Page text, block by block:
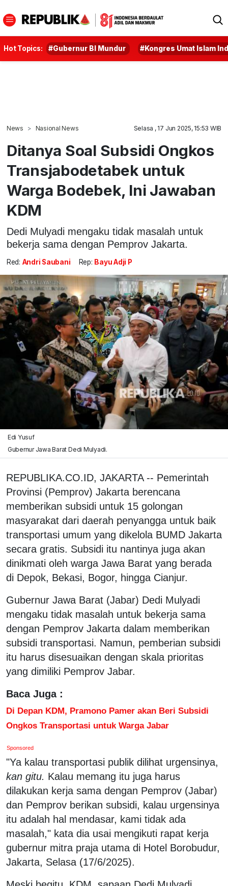
Hot Topics: #Gubernur BI Mundur #Kongres Umat Islam
News Nasional News Selasa , 17 Jun 2025, 15:53 WIB
Ditanya Soal Subsidi Ongkos
Transjabodetabek untuk
Warga Bodebek, Ini Jawaban
KDM
Dedi Mulyadi mengaku tidak masalah untuk
bekerja sama dengan Pemprov Jakarta.
Red: Andri Saubani Rep: Bayu Adji P
Edi Yusuf
Gubernur Jawa Barat Dedi Mulyadi.
REPUBLIKA.CO.ID, JAKARTA -- Pemerintah
Provinsi (Pemprov) Jakarta berencana
memberikan subsidi untuk 15 golongan
masyarakat dari daerah penyangga untuk baik
transportasi umum yang dikelola BUMD Jakarta
secara gratis. Subsidi itu nantinya juga akan
dinikmati oleh warga Jawa Barat yang berada
di Depok, Bekasi, Bogor, hingga Cianjur.
Gubernur Jawa Barat (Jabar) Dedi Mulyadi
mengaku tidak masalah untuk bekerja sama
dengan Pemprov Jakarta dalam memberikan
subsidi transportasi. Namun, pemberian subsidi
itu harus disesuaikan dengan skala prioritas
yang dimiliki Pemprov Jabar.
Baca Juga :
Di Depan KDM, Pramono Pamer akan Beri Subsidi
Ongkos Transportasi untuk Warga Jabar
Sponsored
"Ya kalau transportasi publik dilihat urgensinya,
kan gitu. Kalau memang itu juga harus
dilakukan kerja sama dengan Pemprov (Jabar)
dan Pemprov berikan subsidi, kalau urgensinya
itu adalah hal mendasar, kami tidak ada
masalah," kata dia usai mengikuti rapat kerja
gubernur mitra praja utama di Hotel Borobudur,
Jakarta, Selasa (17/6/2025).